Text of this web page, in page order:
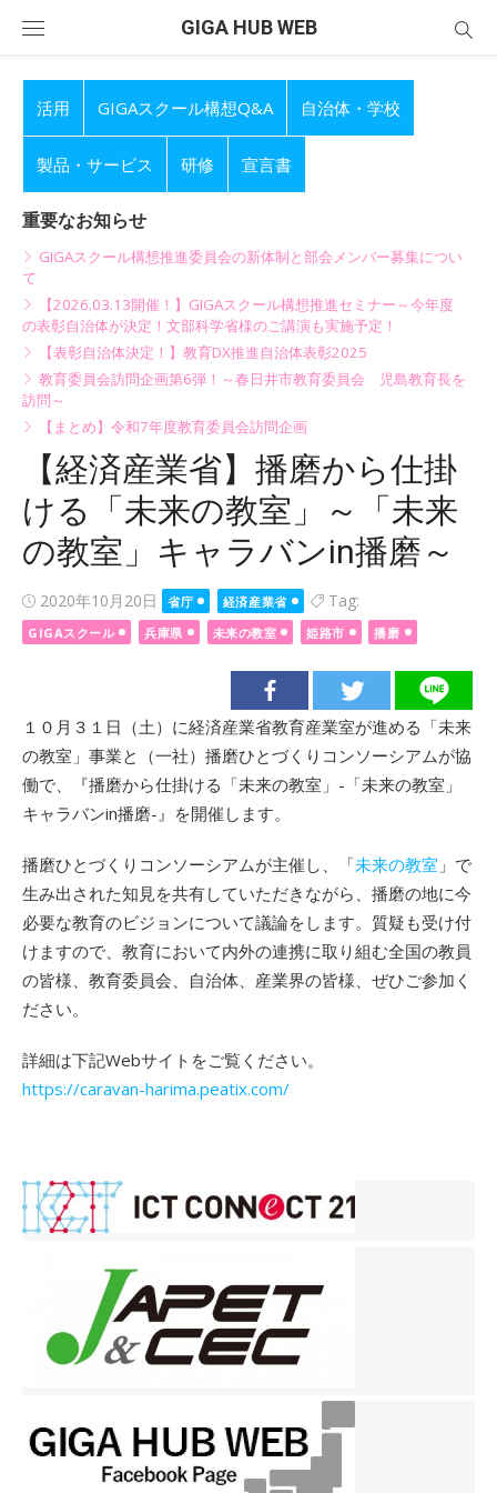
GIGA HUB WEB
活用 GIGAスクール構想Q&A 自治体・学校
製品・サービス 研修 宣言書
重要なお知らせ
GIGAスクール構想推進委員会の新体制と部会メンバー募集につい
て
【2026.03.13開催！】GIGAスクール構想推進セミナー～今年度
の表彰自治体が決定！文部科学省様のご講演も実施予定！
【表彰自治体決定！】教育DX推進自治体表彰2025
教育委員会訪問企画第6弾！～春日井市教育委員会 児島教育長を
訪問～
【まとめ】令和7年度教育委員会訪問企画
【経済産業省】播磨から仕掛
ける「未来の教室」～「未来
の教室」キャラバンin播磨～
Posted
on
2020年10月20日 省庁 経済産業省 Tag:
GIGAスクール 兵庫県 未来の教室 姫路市 播磨
１０月３１日（土）に経済産業省教育産業室が進める「未来
の教室」事業と（一社）播磨ひとづくりコンソーシアムが協
働で、『播磨から仕掛ける「未来の教室」-「未来の教室」
キャラバンin播磨-』を開催します。
播磨ひとづくりコンソーシアムが主催し、「未来の教室 」で
生み出された知見を共有していただきながら、播磨の地に今
必要な教育のビジョンについて議論をします。質疑も受け付
けますので、教育において内外の連携に取り組む全国の教員
の皆様、教育委員会、自治体、産業界の皆様、ぜひご参加く
ださい。
詳細は下記Webサイトをご覧ください。
https://caravan-harima.peatix.com/